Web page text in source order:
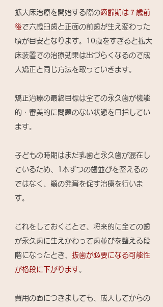
​拡大床治療を開始する際の適齢期は７歳前
後で六歳臼歯と正面の前歯が生え変わった
頃が目安となります。10歳をすぎると拡大
床装置での治療効果は出づらくなるので成
人矯正と同じ方法を取っていきます。
矯正治療の最終目標は全ての永久歯が機能
的・審美的に問題のない状態を目指してい
ます。
子どもの時期はまだ乳歯と永久歯が混在し
ているため、1本ずつの歯並びを整えるの
ではなく、顎の発育を促す治療を行いま
す。
​これをしておくことで、将来的に全ての歯
が永久歯に生えかわって歯並びを整える段
階になったとき、 抜歯が必要になる可能性
が格段に下がります。
​費用の面につきましても、成人してからの